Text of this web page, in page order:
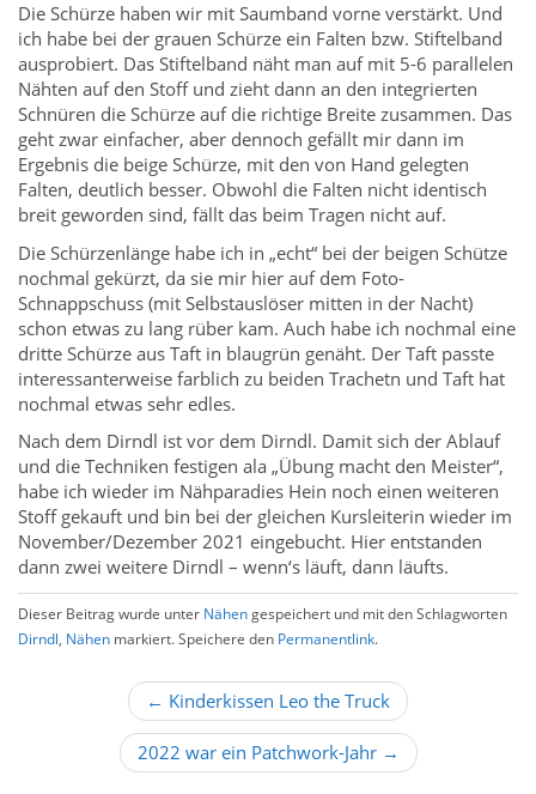
Die Schürze haben wir mit Saumband vorne verstärkt. Und
ich habe bei der grauen Schürze ein Falten bzw. Stiftelband
ausprobiert. Das Stiftelband näht man auf mit 5-6 parallelen
Nähten auf den Stoff und zieht dann an den integrierten
Schnüren die Schürze auf die richtige Breite zusammen. Das
geht zwar einfacher, aber dennoch gefällt mir dann im
Ergebnis die beige Schürze, mit den von Hand gelegten
Falten, deutlich besser. Obwohl die Falten nicht identisch
breit geworden sind, fällt das beim Tragen nicht auf.
Die Schürzenlänge habe ich in „echt“ bei der beigen Schütze
nochmal gekürzt, da sie mir hier auf dem Foto-
Schnappschuss (mit Selbstauslöser mitten in der Nacht)
schon etwas zu lang rüber kam. Auch habe ich nochmal eine
dritte Schürze aus Taft in blaugrün genäht. Der Taft passte
interessanterweise farblich zu beiden Trachetn und Taft hat
nochmal etwas sehr edles.
Nach dem Dirndl ist vor dem Dirndl. Damit sich der Ablauf
und die Techniken festigen ala „Übung macht den Meister“,
habe ich wieder im Nähparadies Hein noch einen weiteren
Stoff gekauft und bin bei der gleichen Kursleiterin wieder im
November/Dezember 2021 eingebucht. Hier entstanden
dann zwei weitere Dirndl – wenn‘s läuft, dann läufts.
Dieser Beitrag wurde unter Nähengespeichert und mit den Schlagworten
Dirndl, Nähen markiert. Speichere den Permanentlink.
← Kinderkissen Leo the Truck
2022 war ein Patchwork-Jahr →